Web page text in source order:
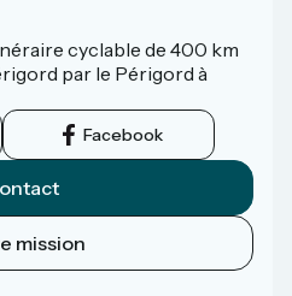
cyclable de 400 km
par le Périgord à
Facebook
mission